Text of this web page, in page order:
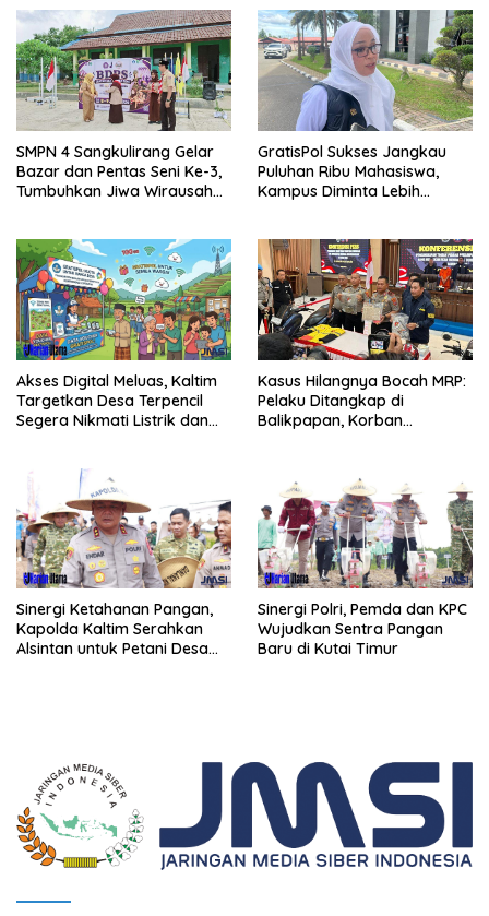
SMPN 4 Sangkulirang Gelar
Bazar dan Pentas Seni Ke-3,
Tumbuhkan Jiwa Wirausaha
GratisPol Sukses Jangkau
Puluhan Ribu Mahasiswa,
Kampus Diminta Lebih
Akses Digital Meluas, Kaltim
Targetkan Desa Terpencil
Segera Nikmati Listrik dan
Kasus Hilangnya Bocah MRP:
Pelaku Ditangkap di
Balikpapan, Korban
Sinergi Ketahanan Pangan,
Kapolda Kaltim Serahkan
Alsintan untuk Petani Desa
Sinergi Polri, Pemda dan KPC
Wujudkan Sentra Pangan
Baru di Kutai Timur